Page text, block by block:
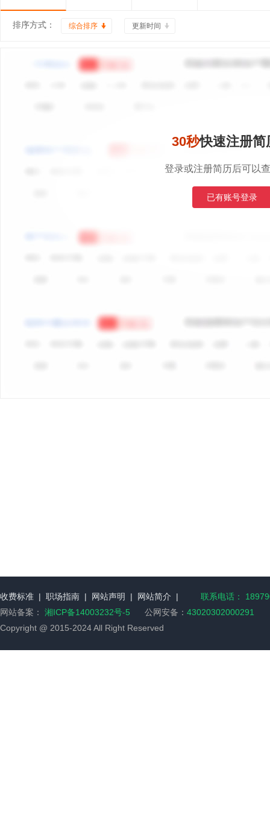
排序方式： 综合排序 更新时间
30秒快速注册简
登录或注册简历后可以
已有账号登录
收费标准 | 职场指南 | 网站声明 | 网站简介 |
联系电话：
网站备案： 湘ICP备14003232号-5 公网安备： 43020302000291
Copyright @ 2015-2024 All Right Reserved